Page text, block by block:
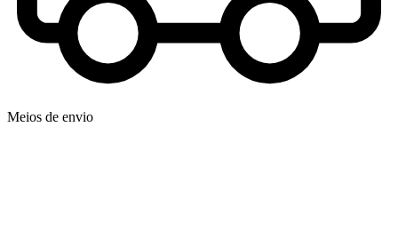
Meios de envio